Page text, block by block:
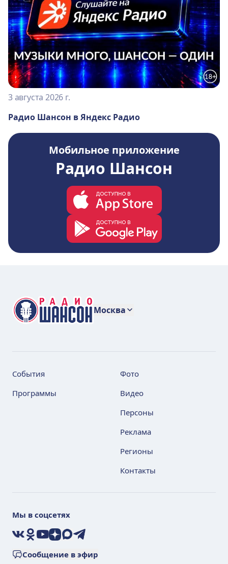
3 августа 2026 г.
Радио Шансон в Яндекс Радио
Мобильное приложение
Радио Шансон
Москва
События
Программы
Фото
Видео
Персоны
Реклама
Регионы
Контакты
Мы в соцсетях
VKOkYouTube
ДзенMaxTelegram
Сообщение в эфир